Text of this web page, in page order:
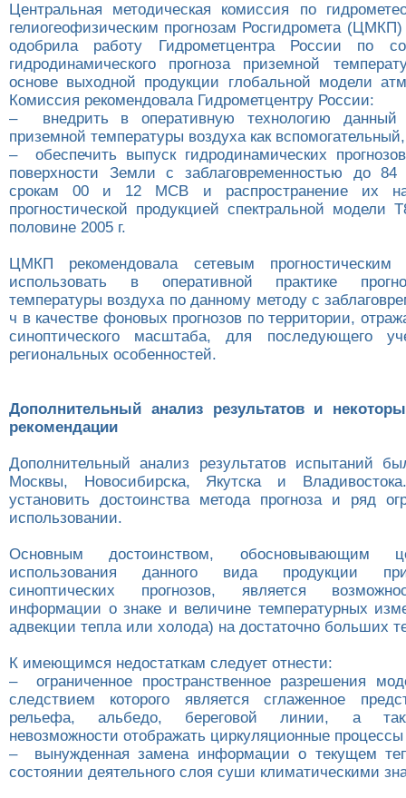
Центральная методическая комиссия по
гелиогеофизическим прогнозам Росгидромета (ЦМКП)
одобрила работу Гидрометцентра России по
гидродинамического прогноза приземной
основе выходной продукции глобальной модели
Комиссия рекомендовала Гидрометцентру России:
– внедрить в оперативную технологию данный
приземной температуры воздуха как вспомогательный,
– обеспечить выпуск гидродинамических
поверхности Земли с заблаговременностью до
срокам 00 и 12 МСВ и распространение их
прогностической продукцией спектральной модели
половине 2005 г.
ЦМКП рекомендовала сетевым прогностическим
использовать в оперативной практике
температуры воздуха по данному методу c
ч в качестве фоновых прогнозов по территории,
синоптического масштаба, для последующего
региональных особенностей.
Дополнительный анализ результатов и
рекомендации
Дополнительный анализ результатов испытаний
Москвы, Новосибирска, Якутска и
установить достоинства метода прогноза и ряд
использовании.
Основным достоинством, обосновывающим
использования данного вида продукции
синоптических прогнозов, является
информации о знаке и величине температурных
адвекции тепла или холода) на достаточно больших
К имеющимся недостаткам следует отнести:
– ограниченное пространственное разрешения
следствием которого является сглаженное
рельефа, альбедо, береговой линии, а
невозможности отображать циркуляционные
– вынужденная замена информации о текущем
состоянии деятельного слоя суши климатическими